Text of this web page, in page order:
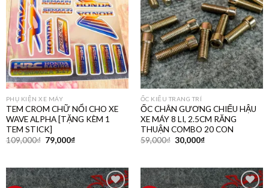
PHỤ KIỆN XE MÁY
TEM CROM CHỮ NỔI CHO XE
WAVE ALPHA [TẶNG KÈM 1
TEM STICK]
109,000₫ 79,000₫
ỐC KIỂU TRANG TRÍ
ỐC CHÂN GƯƠNG CHIẾU HẬU
XE MÁY 8 LI, 2.5CM RĂNG
THUẬN COMBO 20 CON
59,000₫ 30,000₫